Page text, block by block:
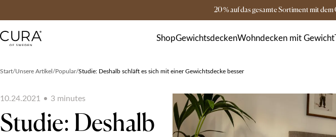
20 % auf das gesamte Sortiment mit
ShopGewichtsdeckenWohndecken mit Gewicht
Start Unsere Artikel Popular Studie: Deshalb schläft es sich mit einer Gewichtsdecke besser
Studie: Deshalb
10.24.2021 3 minutes